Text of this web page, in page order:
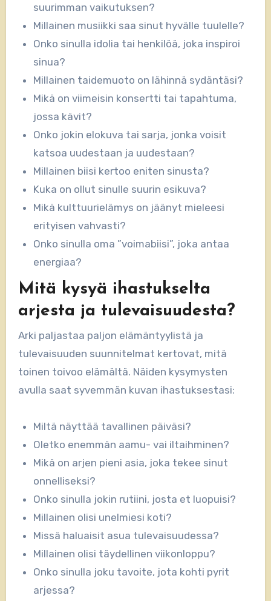
suurimman vaikutuksen?
Millainen musiikki saa sinut hyvälle tuulelle?
Onko sinulla idolia tai henkilöä, joka inspiroi
sinua?
Millainen taidemuoto on lähinnä sydäntäsi?
Mikä on viimeisin konsertti tai tapahtuma,
jossa kävit?
Onko jokin elokuva tai sarja, jonka voisit
katsoa uudestaan ja uudestaan?
Millainen biisi kertoo eniten sinusta?
Kuka on ollut sinulle suurin esikuva?
Mikä kulttuurielämys on jäänyt mieleesi
erityisen vahvasti?
Onko sinulla oma ”voimabiisi”, joka antaa
energiaa?
Mitä kysyä ihastukselta
arjesta ja tulevaisuudesta?
Arki paljastaa paljon elämäntyylistä ja
tulevaisuuden suunnitelmat kertovat, mitä
toinen toivoo elämältä. Näiden kysymysten
avulla saat syvemmän kuvan ihastuksestasi:
Miltä näyttää tavallinen päiväsi?
Oletko enemmän aamu- vai iltaihminen?
Mikä on arjen pieni asia, joka tekee sinut
onnelliseksi?
Onko sinulla jokin rutiini, josta et luopuisi?
Millainen olisi unelmiesi koti?
Missä haluaisit asua tulevaisuudessa?
Millainen olisi täydellinen viikonloppu?
Onko sinulla joku tavoite, jota kohti pyrit
arjessa?